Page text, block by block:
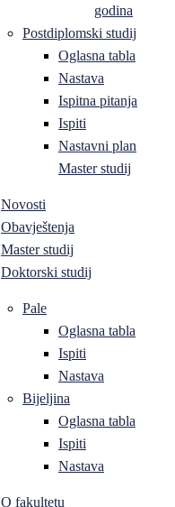
godina
Postdiplomski studij
Oglasna tabla
Nastava
Ispitna pitanja
Ispiti
Nastavni plan
Master studij
Novosti
Obavještenja
Master studij
Doktorski studij
Pale
Oglasna tabla
Ispiti
Nastava
Bijeljina
Oglasna tabla
Ispiti
Nastava
O fakultetu